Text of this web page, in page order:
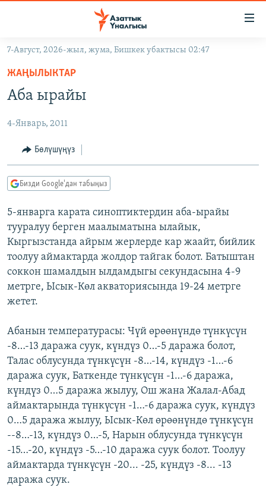
Навигацияга
өтүңүз
Издөөгө
салыңыз
КЫРГЫЗСТАН
КЫРГЫЗСТАН
САЯСАТ
ЭКОНОМИКА
ДҮЙНӨ
БОРБОР АЗИЯ
УКРАИНА
АТАЙЫН ИЛИКТӨӨ
БҮГҮН АЗАТТЫКТА
ЭКСПЕРТТЕР ТАЛДАЙТ
БИЗ ЖАНА ДҮЙНӨ
ДАНИСТЕ
ЭЖЕ-СИҢДИЛЕР
АЗАТТЫК+
ПОДКАСТ
ӨЗГӨЧӨ ПИКИР
Русский
ОНЛАЙН ШЕРИНЕ
ЭЕ/АРнун бардык сайттары
7-Август, 2026-жыл, жума, Бишкек убактысы 02:47
ЖАҢЫЛЫКТАР
Аба ырайы
4-Январь, 2011
Бөлүшүңүз
Бизди Google'дан табыңыз
5-январга карата синоптиктердин аба-ырайы
тууралуу берген маалыматына ылайык,
Кыргызстанда айрым жерлерде кар жаайт, бийлик
тоолуу аймактарда жолдор тайгак болот. Батыштан
соккон шамалдын ылдамдыгы секундасына 4-9
метрге, Ысык-Көл акваториясында 19-24 метрге
жетет.
Абанын температурасы: Чүй өрөөнүндө түнкүсүн
-8…-13 даража суук, күндүз 0…-5 даража болот,
Талас облусунда түнкүсүн -8…-14, күндүз -1…-6
даража суук, Баткенде түнкүсүн -1…-6 даража,
күндүз 0…5 даража жылуу, Ош жана Жалал-Абад
аймактарында түнкүсүн -1…-6 даража суук, күндүз
0…5 даража жылуу, Ысык-Көл өрөөнүндө түнкүсүн
--8…-13, күндүз 0…-5, Нарын облусунда түнкүсүн
-15…-20, күндүз -5…-10 даража суук болот. Тоолуу
аймактарда түнкүсүн -20... -25, күндүз -8... -13
даража суук.